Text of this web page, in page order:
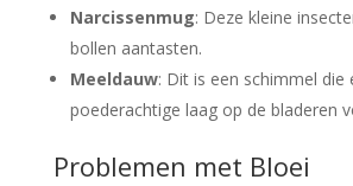
Narcissenmug: Deze kleine
bollen aantasten.
Meeldauw: Dit is een schimmel die
poederachtige laag op de bladeren
Problemen met Bloei